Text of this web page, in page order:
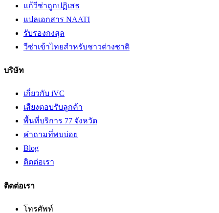
แก้วีซ่าถูกปฏิเสธ
แปลเอกสาร NAATI
รับรองกงสุล
วีซ่าเข้าไทยสำหรับชาวต่างชาติ
บริษัท
เกี่ยวกับ iVC
เสียงตอบรับลูกค้า
พื้นที่บริการ 77 จังหวัด
คำถามที่พบบ่อย
Blog
ติดต่อเรา
ติดต่อเรา
โทรศัพท์